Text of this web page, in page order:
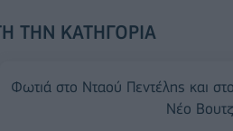
ΤΗΝ ΚΑΤΗΓΟΡΊΑ
Φωτιά στο Νταού Πεντέλης και
Νέο